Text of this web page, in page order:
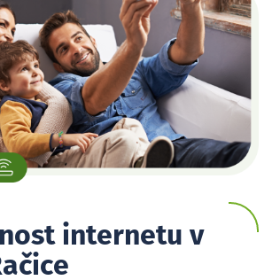
internetu v